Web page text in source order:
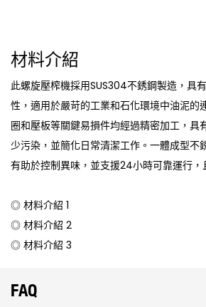
材料介紹
此螺旋壓榨機採用SUS304不銹鋼製造，具
性，適用於嚴苛的工業和石化環境中油泥的
圈和壓板等關鍵易損件均經過精密加工，具
少污染，並簡化日常清潔工作。一體成型不
有助於控制異味，並支援24小時可靠運行，
◎ 材料介紹 1
◎ 材料介紹 2
◎ 材料介紹 3
FAQ